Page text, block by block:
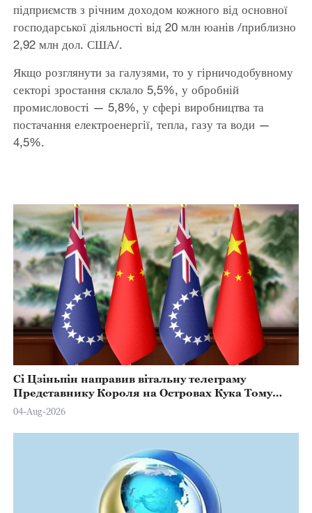
підприємств з річним доходом кожного від основної
господарської діяльності від 20 млн юанів /приблизно
2,92 млн дол. США/.
Якщо розглянути за галузями, то у гірничодобувному
секторі зростання склало 5,5%, у обробній
промисловості — 5,8%, у сфері виробництва та
постачання електроенергії, тепла, газу та води —
4,5%.
Сі Цзіньпін направив вітальну телеграму
Представнику Короля на Островах Кука Тому
Марстерсу з нагоди Дня Конституції
04-Aug-2026